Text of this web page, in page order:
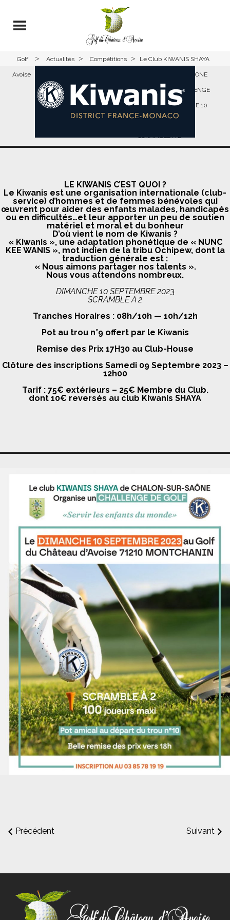
Golf
Avoise
> Actualités > Compétitions > Le Club KIWANIS SHAYA
De CHALON SUR SAONE
Organise Un CHALLENGE
DE GOLF- DIMANCHE 10
SEPTEMBRE 2023 –
SCRAMBLE A 2.
LE KIWANIS C’EST QUOI ?
Le Kiwanis est une organisation internationale (club-
service) d’hommes et de femmes bénévoles qui
œuvrent pour aider des enfants malades, handicapés
ou en difficultés…et leur apporter un peu de soutien
matériel et moral et du bonheur
D’où vient le nom de Kiwanis ?
« Kiwanis », une adaptation phonétique de « NUNC
KEE WANIS », mot indien de la tribu Ochipew, dont la
traduction générale est :
« Nous aimons partager nos talents ».
Nous vous attendons nombreux.
DIMANCHE 10 SEPTEMBRE 2023
SCRAMBLE A 2
Tranches Horaires : 08h/10h — 10h/12h
Pot au trou n°9 offert par le Kiwanis
Remise des Prix 17H30 au Club-House
Clôture des inscriptions Samedi 09 Septembre 2023 –
12h00
Tarif : 75€ extérieurs – 25€ Membre du Club.
dont 10€ reversés au club Kiwanis SHAYA
Précédent Suivant